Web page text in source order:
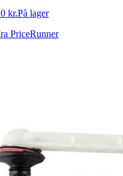
kr.På lager
PriceRunner